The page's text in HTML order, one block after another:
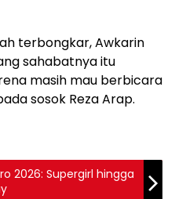
terbongkar, Awkarin
sahabatnya itu
masih mau berbicara
sosok Reza Arap.
2026: Supergirl hingga